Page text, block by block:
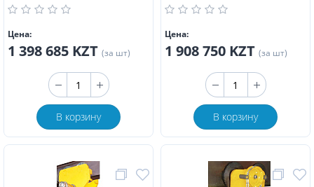
Цена:
1 398 685 KZT (за шт)
В корзину
Цена:
1 908 750 KZT (за шт)
В корзину